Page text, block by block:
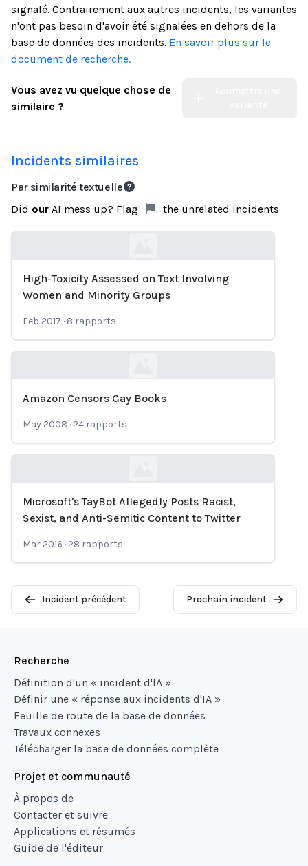
signalé. Contrairement aux autres incidents, les variantes
n'ont pas besoin d'avoir été signalées en dehors de la
base de données des incidents. En savoir plus sur le
document de recherche.
Vous avez vu quelque chose de
similaire ?
Incidents similaires
Par similarité textuelle
Did our AI mess up? Flag the unrelated incidents
Loading...
High-Toxicity Assessed on Text Involving
Women and Minority Groups
Feb 2017 · 8 rapports
Amazon Censors Gay Books
May 2008 · 24 rapports
Loading...
Microsoft's TayBot Allegedly Posts Racist,
Sexist, and Anti-Semitic Content to Twitter
Mar 2016 · 28 rapports
Incident précédent Prochain incident
Recherche
Définition d'un « incident d'IA »
Définir une « réponse aux incidents d'IA »
Feuille de route de la base de données
Travaux connexes
Télécharger la base de données complète
Projet et communauté
À propos de
Contacter et suivre
Applications et résumés
Guide de l'éditeur